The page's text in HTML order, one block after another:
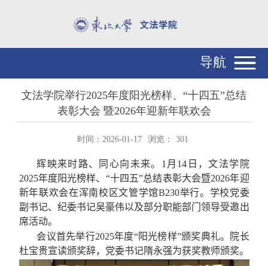
导航
文法学院举行2025年度阳光榜样、“十四五”总结
表彰大会 暨2026年迎新年联欢会
时间：2026-01-17 浏览： 301
辉映来时路、同心向未来。 1 月 14 日，文法学院
2025年度阳光榜样、“十四五”总结表彰大会暨2026年迎
新年联欢会在浑南校区文管学馆B230举行。学校党委
副书记、纪委书记吴豪伟以及部分职能部门领导受邀出
席活动。
会议首先举行2025年度“阳光榜样”颁奖典礼。院长
杜宝贵宣读颁奖辞，党委书记隋永强为获奖教师颁奖。